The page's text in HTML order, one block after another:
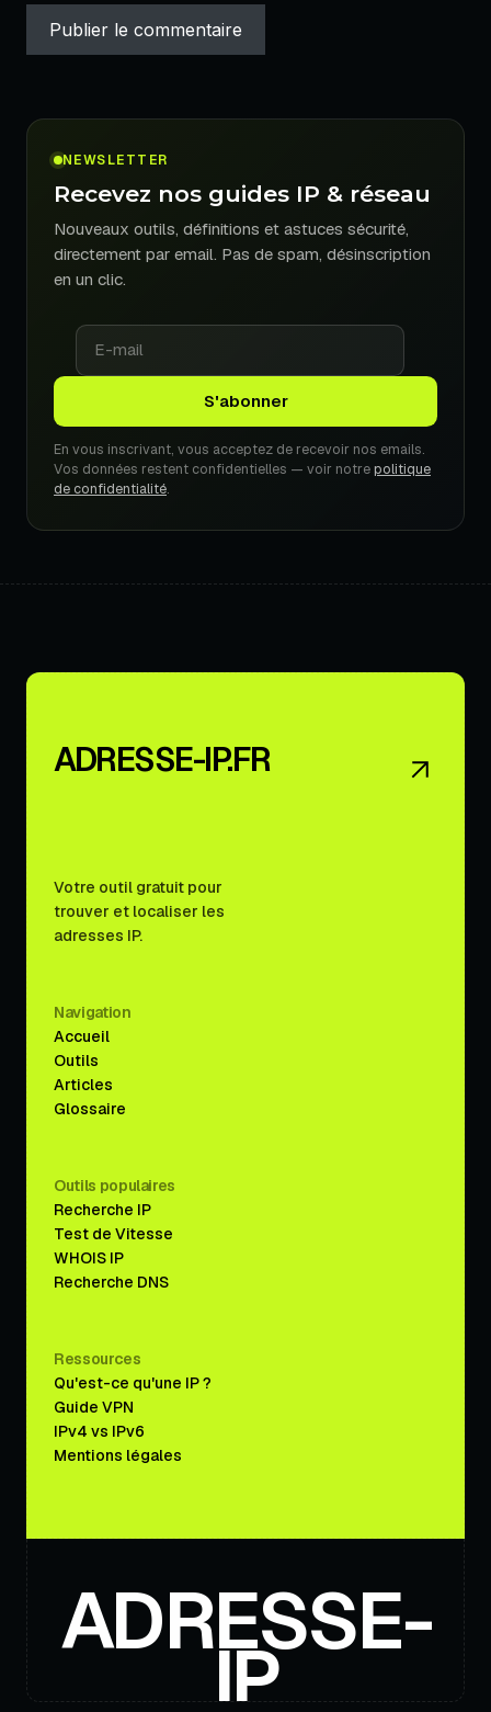
NEWSLETTER
Recevez nos guides IP & réseau
Nouveaux outils, définitions et astuces sécurité,
directement par email. Pas de spam, désinscription
en un clic.
En vous inscrivant, vous acceptez de recevoir nos emails.
Vos données restent confidentielles — voir notrepolitique
de confidentialité.
ADRESSE-IP.FR
Votre outil gratuit pour
trouver et localiser les
adresses IP.
Navigation
Accueil
Outils
Articles
Glossaire
Outils populaires
Recherche IP
Test de Vitesse
WHOIS IP
Recherche DNS
Ressources
Qu'est-ce qu'une IP ?
Guide VPN
IPv4 vs IPv6
Mentions légales
ADRESSE-
IP